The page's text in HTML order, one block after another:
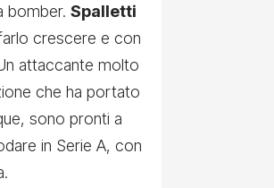
bomber. Spalletti
crescere e con
attaccante molto
che ha portato
sono pronti a
in Serie A, con